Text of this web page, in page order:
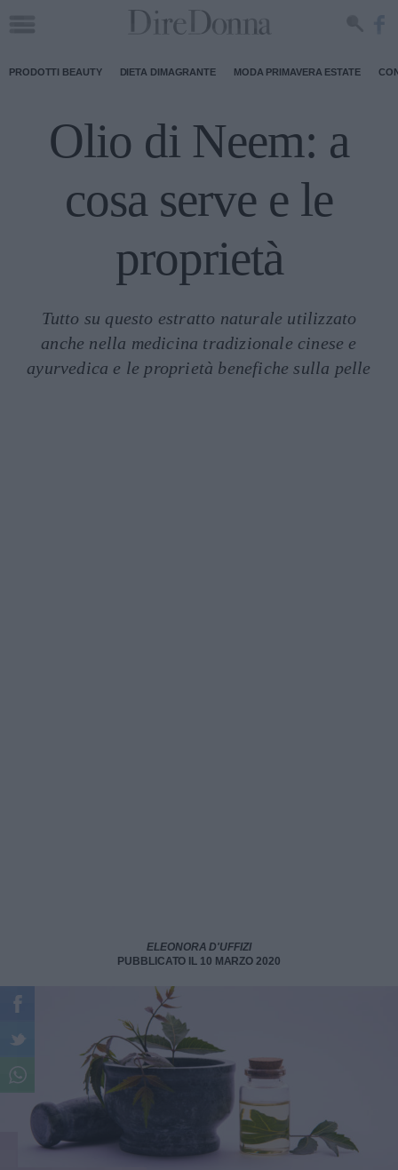
PRODOTTI BEAUTY DIETA DIMAGRANTE MODA PRIMAVERA ESTATE
Olio di Neem: a
cosa serve e le
proprietà
Tutto su questo estratto naturale utilizzato
anche nella medicina tradizionale cinese e
ayurvedica e le proprietà benefiche sulla pelle
ELEONORA D'UFFIZI
PUBBLICATO IL 10 MARZO 2020